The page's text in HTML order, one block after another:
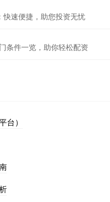
快速便捷，助您投资无忧
条件一览，助你轻松配资
台）